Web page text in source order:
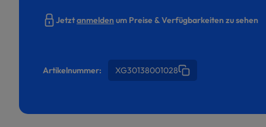
Jetztanmeldenum Preise & Verfügbarkeiten zu sehen
Artikelnummer: XG30138001028